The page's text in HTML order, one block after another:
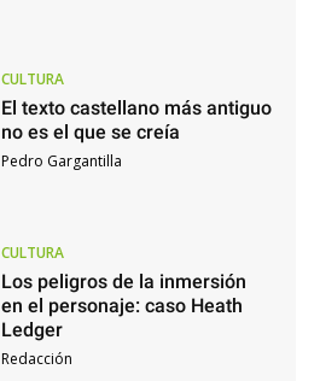
CULTURA
El texto castellano más antiguo
no es el que se creía
Pedro Gargantilla
CULTURA
Los peligros de la inmersión
en el personaje: caso Heath
Ledger
Redacción